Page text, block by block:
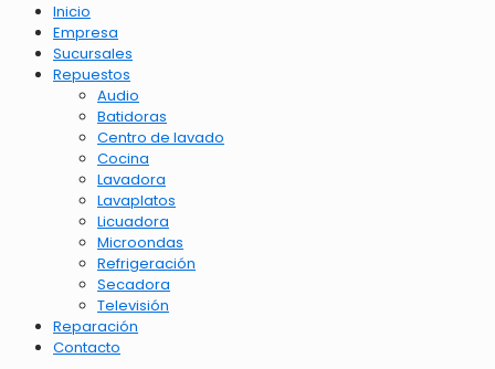
Inicio
Empresa
Sucursales
Repuestos
Audio
Batidoras
Centro de lavado
Cocina
Lavadora
Lavaplatos
Licuadora
Microondas
Refrigeración
Secadora
Televisión
Reparación
Contacto